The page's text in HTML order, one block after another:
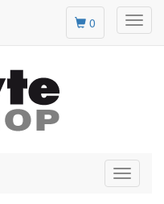
0
Toggle